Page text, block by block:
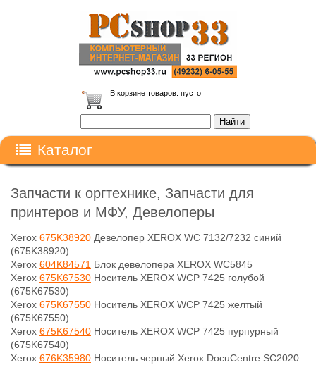
В корзине товаров: пусто
Каталог
Запчасти к оргтехнике, Запчасти для
принтеров и МФУ, Девелоперы
Xerox 675K38920 Девелопер XEROX WC 7132/7232 синий
(675K38920)
Xerox 604K84571 Блок девелопера XEROX WC5845
Xerox 675K67530 Носитель XEROX WCP 7425 голубой
(675K67530)
Xerox 675K67550 Носитель XEROX WCP 7425 желтый
(675K67550)
Xerox 675K67540 Носитель XEROX WCP 7425 пурпурный
(675K67540)
Xerox 676K35980 Носитель черный Xerox DocuCentre SC2020